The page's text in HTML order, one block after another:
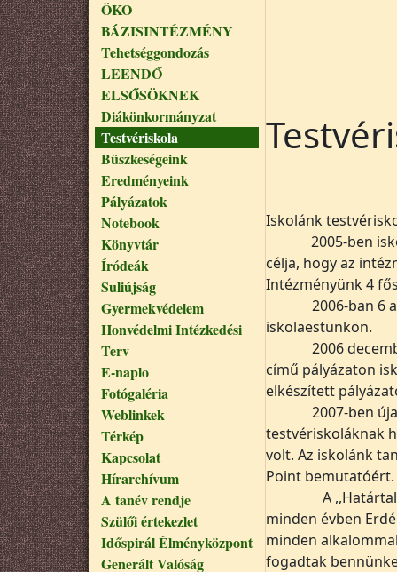
ÖKO
BÁZISINTÉZMÉNY
Tehetséggondozás
LEENDŐ
ELSŐSÖKNEK
Diákönkormányzat
Testvériskola
Büszkeségeink
Eredményeink
Pályázatok
Notebook
Könyvtár
Íródeák
Suliújság
Gyermekvédelem
Honvédelmi Intézkedési
Terv
E-naplo
Fotógaléria
Weblinkek
Térkép
Kapcsolat
Hírarchívum
A tanév rendje
Szülői értekezlet
Időspirál Élményközpont
Generált Valóság
Iskolánk
2005-ben
célja, hogy az
Intézményünk 4
2006-ban 6
iskolaestünkön.
2006
című pályázaton
elkészített
2007-ben
testvériskoláknak
volt. Az iskolánk
Point bemutatóért.
A
minden évben
minden
fogadtak